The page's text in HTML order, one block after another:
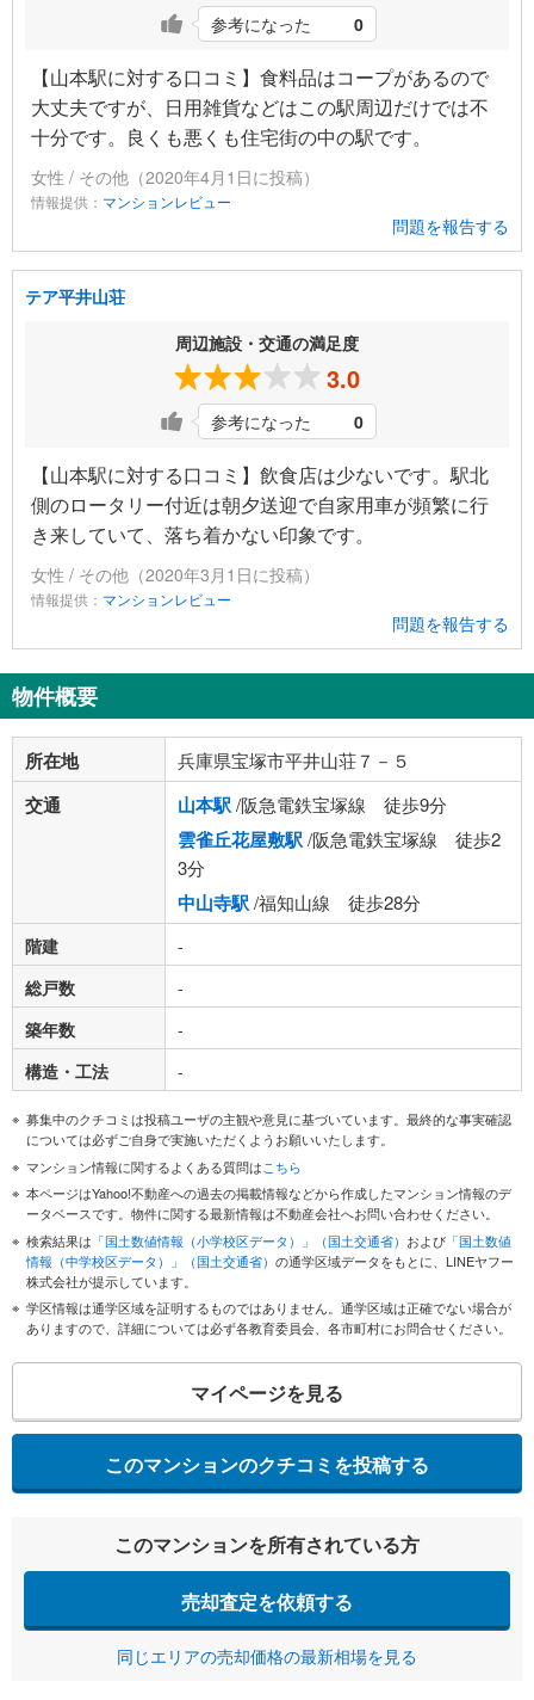
参考になった 0
【山本駅に対する口コミ】食料品はコープがあるので
大丈夫ですが、日用雑貨などはこの駅周辺だけでは不
十分です。良くも悪くも住宅街の中の駅です。
女性 / その他（2020年4月1日に投稿）
情報提供： マンションレビュー
問題を報告する
テア平井山荘
周辺施設・交通の満足度
3.0
参考になった 0
【山本駅に対する口コミ】飲食店は少ないです。駅北
側のロータリー付近は朝夕送迎で自家用車が頻繁に行
き来していて、落ち着かない印象です。
女性 / その他（2020年3月1日に投稿）
情報提供： マンションレビュー
問題を報告する
物件概要
所在地 兵庫県宝塚市平井山荘７－５
交通 山本駅/阪急電鉄宝塚線 徒歩9分
雲雀丘花屋敷駅/阪急電鉄宝塚線 徒歩2
3分
中山寺駅/福知山線 徒歩28分
階建
-
総戸数
-
築年数
-
構造・工法
-
募集中のクチコミは投稿ユーザの主観や意見に基づいています。最終的な事実確認
については必ずご自身で実施いただくようお願いいたします。
マンション情報に関するよくある質問はこちら
本ページはYahoo!不動産への過去の掲載情報などから作成したマンション情報のデ
ータベースです。物件に関する最新情報は不動産会社へお問い合わせください。
検索結果は 「国土数値情報（小学校区データ）」（国土交通省） および 「国土数値
情報（中学校区データ）」（国土交通省） の通学区域データをもとに、LINEヤフー
株式会社が提示しています。
学区情報は通学区域を証明するものではありません。通学区域は正確でない場合が
ありますので、詳細については必ず各教育委員会、各市町村にお問合せください。
マイページを見る
このマンションのクチコミを投稿する
このマンションを所有されている方
売却査定を依頼する
同じエリアの売却価格の最新相場を見る